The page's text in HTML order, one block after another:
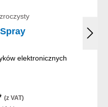
elektronicznych
(z VAT)